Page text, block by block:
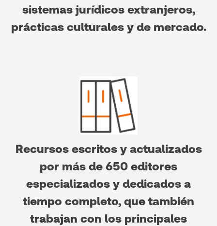
sistemas jurídicos extranjeros,
prácticas culturales y de mercado.
Recursos escritos y actualizados
por más de 650 editores
especializados y dedicados a
tiempo completo, que también
trabajan con los principales